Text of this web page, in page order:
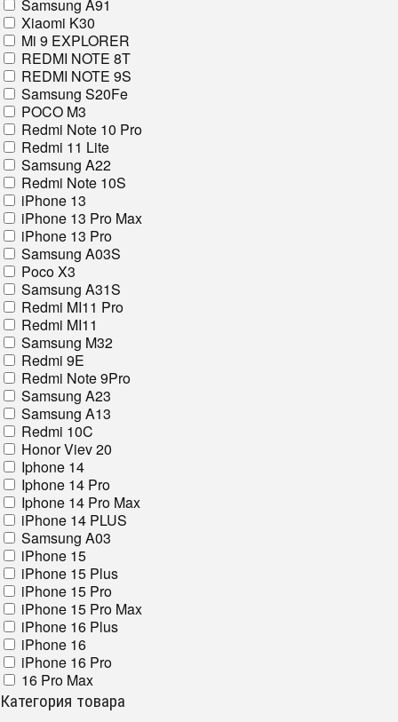
Samsung A91
Xiaomi K30
Mi 9 EXPLORER
REDMI NOTE 8T
REDMI NOTE 9S
Samsung S20Fe
POCO M3
Redmi Note 10 Pro
Redmi 11 Lite
Samsung A22
Redmi Note 10S
iPhone 13
iPhone 13 Pro Max
iPhone 13 Pro
Samsung A03S
Poco X3
Samsung A31S
Redmi MI11 Pro
Redmi MI11
Samsung M32
Redmi 9E
Redmi Note 9Pro
Samsung A23
Samsung A13
Redmi 10C
Honor Viev 20
Iphone 14
Iphone 14 Pro
Iphone 14 Pro Max
iPhone 14 PLUS
Samsung A03
iPhone 15
iPhone 15 Plus
iPhone 15 Pro
iPhone 15 Pro Max
iPhone 16 Plus
iPhone 16
iPhone 16 Pro
16 Pro Max
Категория товара